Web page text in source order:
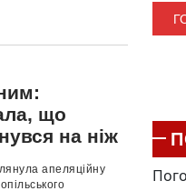
що
на ніж
апеляційну